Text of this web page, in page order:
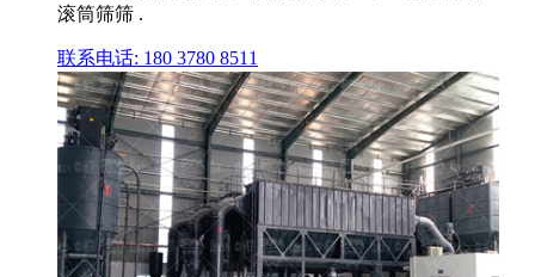
滚筒筛筛 .
联系电话: 180 3780 8511